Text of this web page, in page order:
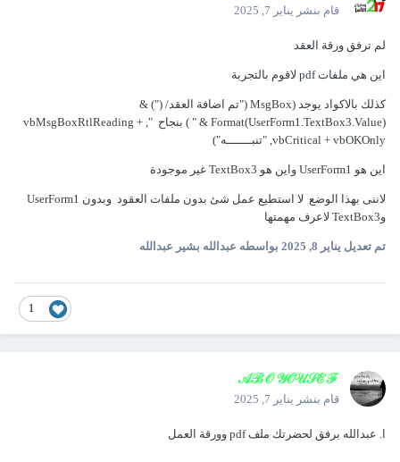
قام بنشر يناير 7, 2025
لم ترفق ورقة العقد
اين هي ملفات pdf لاقوم بالتجربة
كذلك بالاكواد يوجد (MsgBox ("تم اضافة العقد/ (") &
Format(UserForm1.TextBox3.Value) & " ) بنجاح ", vbMsgBoxRtlReading +
vbCritical + vbOKOnly, "تنبـــــــه")
اين هو UserForm1 واين هو TextBox3 غير موجودة
لاننى بهذا الوضع لا استطيع عمل شئ بدون ملفات العقود وبدون UserForm1
وTextBox3 لاعرف مهمتها
تم تعديل يناير 8, 2025 بواسطه عبدالله بشير عبدالله
𝒜ℬ𝒪 𝒴𝒪𝒰𝒮ℰℱ
قام بنشر يناير 7, 2025
ا. عبدالله برفق لحضرتك ملف pdf وورقة العمل